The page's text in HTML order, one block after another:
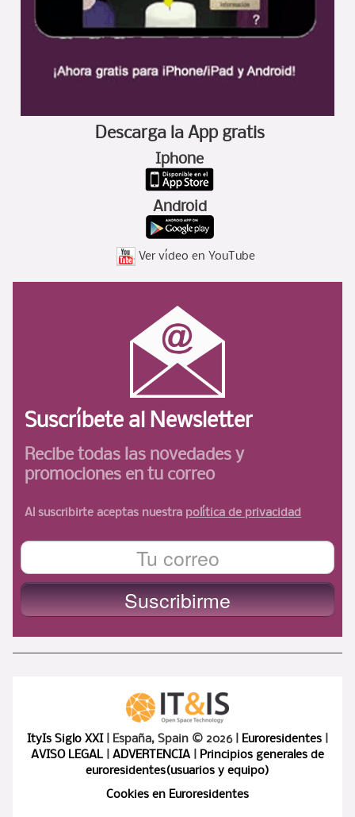
Descarga la App gratis
Iphone
Android
Ver vídeo en YouTube
Suscríbete al Newsletter
Recibe todas las novedadesy
promociones en tu correo
Al suscribirte aceptas nuestra política de privacidad
ItyIs Siglo XXI| España, Spain © 2026 | Euroresidentes
AVISO LEGAL
ADVERTENCIA
Principios generales de
euroresidentes(usuarios y equipo)
Cookies en Euroresidentes